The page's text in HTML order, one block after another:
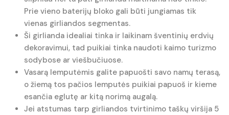
Prie vieno baterijų bloko gali būti jungiamas tik
vienas girliandos segmentas.
Ši girlianda idealiai tinka ir laikinam šventinių erdvių
dekoravimui, tad puikiai tinka naudoti kaimo turizmo
sodybose ar viešbučiuose.
Vasarą lemputėmis galite papuošti savo namų terasą,
o žiemą tos pačios lemputės puikiai papuoš ir kieme
esančia eglutę ar kitą norimą augalą.
Jei atstumas tarp girliandos tvirtinimo taškų viršija 5